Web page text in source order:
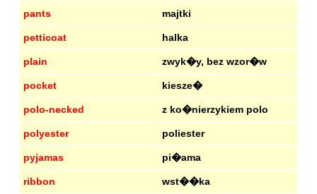
pants majtki
petticoat halka
plain zwyk�y, bez wzor�w
pocket kiesze�
polo-necked z ko�nierzykiem polo
polyester poliester
pyjamas pi�ama
ribbon wst��ka